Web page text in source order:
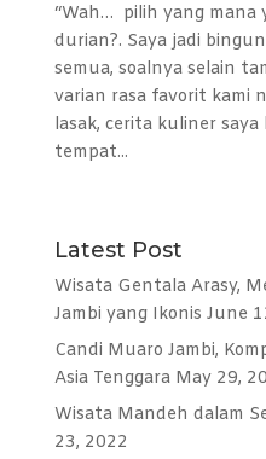
“Wah… pilih yang mana
durian?. Saya jadi
semua, soalnya selain
varian rasa favorit kami
lasak, cerita kuliner
tempat...
Latest Post
Wisata Gentala Arasy,
Jambi yang Ikonis June
Candi Muaro Jambi,
Asia Tenggara May 29,
Wisata Mandeh dalam
23, 2022